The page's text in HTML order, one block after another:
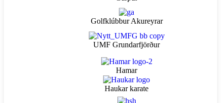
Golfklúbbur Akureyrar
UMF Grundarfjörður
Hamar
Haukar karate